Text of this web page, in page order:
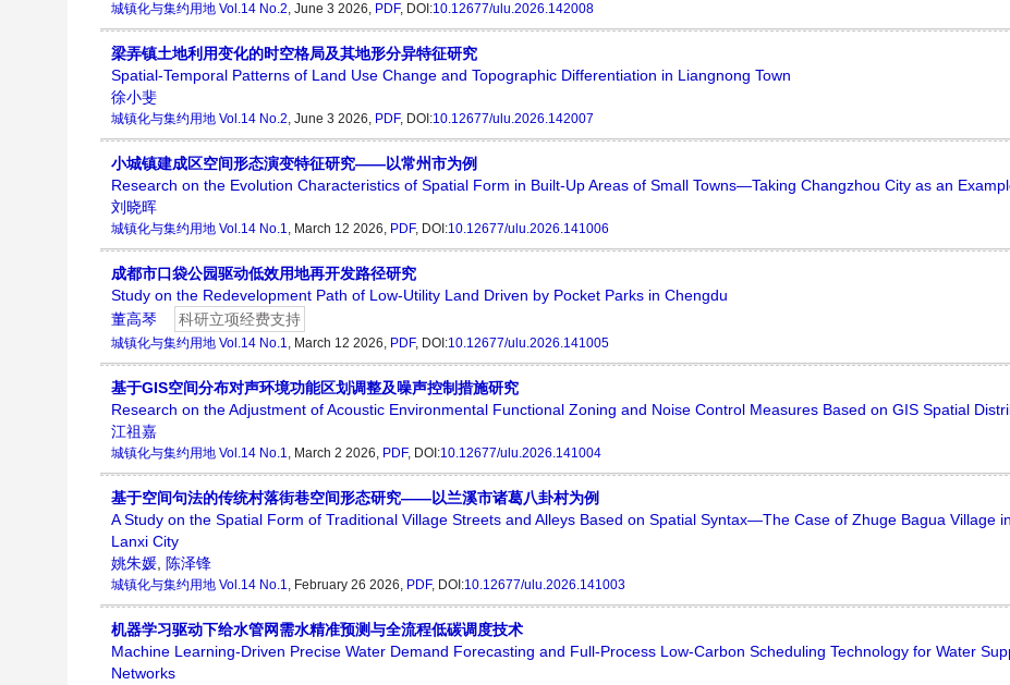
城镇化与集约用地 Vol.14 No.2, June 3 2026, PDF, DOI:10.12677/ulu.2026.142008
梁弄镇土地利用变化的时空格局及其地形分异特征研究
Spatial-Temporal Patterns of Land Use Change and Topographic Differentiation in Liangnong Town
徐小斐
城镇化与集约用地 Vol.14 No.2, June 3 2026, PDF, DOI:10.12677/ulu.2026.142007
小城镇建成区空间形态演变特征研究——以常州市为例
Research on the Evolution Characteristics of Spatial Form in Built-Up Areas of Small Towns—Taking Changzhou City as an
刘晓晖
城镇化与集约用地 Vol.14 No.1, March 12 2026, PDF, DOI:10.12677/ulu.2026.141006
成都市口袋公园驱动低效用地再开发路径研究
Study on the Redevelopment Path of Low-Utility Land Driven by Pocket Parks in Chengdu
董高琴
科研立项经费支持
城镇化与集约用地 Vol.14 No.1, March 12 2026, PDF, DOI:10.12677/ulu.2026.141005
基于GIS空间分布对声环境功能区划调整及噪声控制措施研究
Research on the Adjustment of Acoustic Environmental Functional Zoning and Noise Control Measures Based on GIS Spatial
江祖嘉
城镇化与集约用地 Vol.14 No.1, March 2 2026, PDF, DOI:10.12677/ulu.2026.141004
基于空间句法的传统村落街巷空间形态研究——以兰溪市诸葛八卦村为例
A Study on the Spatial Form of Traditional Village Streets and Alleys Based on Spatial Syntax—The Case of Zhuge Bagua Village in
Lanxi City
姚朱媛, 陈泽锋
城镇化与集约用地 Vol.14 No.1, February 26 2026, PDF, DOI:10.12677/ulu.2026.141003
机器学习驱动下给水管网需水精准预测与全流程低碳调度技术
Machine Learning-Driven Precise Water Demand Forecasting and Full-Process Low-Carbon Scheduling Technology for Water
Networks